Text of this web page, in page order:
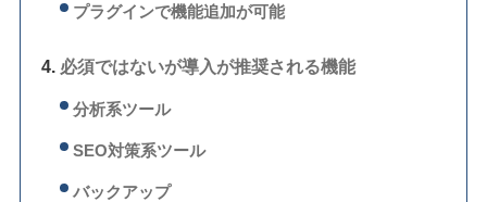
プラグインで機能追加が可能
必須ではないが導入が推奨される機能
分析系ツール
SEO対策系ツール
バックアップ